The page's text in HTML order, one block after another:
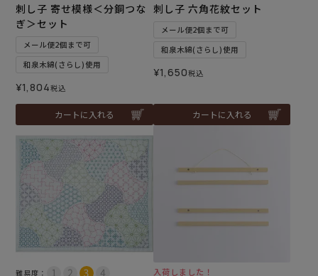
刺し子 寄せ模様＜分銅つな
ぎ＞セット
メール便2個まで可
和泉木綿(さらし)使用
¥1,804税込
カートに入れる
刺し子 六角花紋セット
メール便2個まで可
和泉木綿(さらし)使用
¥1,650税込
カートに入れる
難易度： 入荷しました！